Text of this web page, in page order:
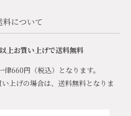
料について
上お買い上げで送料無料
660円（税込）となります。
上げの場合は、送料無料となりま